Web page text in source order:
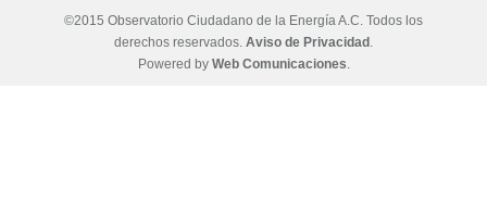
©2015 Observatorio Ciudadano de la Energía A.C. Todos los
derechos reservados. Aviso de Privacidad .
Powered by Web Comunicaciones.